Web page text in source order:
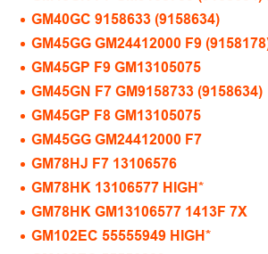
GM40GC 9158633 (9158634)
GM45GG GM24412000 F9
GM45GP F9 GM13105075
GM45GN F7 GM9158733 (9158634)
GM45GP F8 GM13105075
GM45GG GM24412000 F7
GM78HJ F7 13106576
GM78HK 13106577 HIGH*
GM78HK GM13106577 1413F 7X
GM102EC 55555949 HIGH*